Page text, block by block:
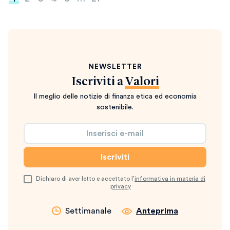
NEWSLETTER
Iscriviti a Valori
Il meglio delle notizie di finanza etica ed economia
sostenibile.
Dichiaro di aver letto e accettato l’informativa in materia di
privacy
Settimanale Anteprima